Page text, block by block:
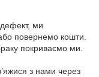
ми
повернемо кошти.
покриваємо ми.
з нами через